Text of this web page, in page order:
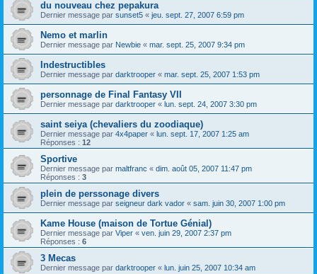
du nouveau chez pepakura
Dernier message par sunset5 « jeu. sept. 27, 2007 6:59 pm
Nemo et marlin
Dernier message par Newbie « mar. sept. 25, 2007 9:34 pm
Indestructibles
Dernier message par darktrooper « mar. sept. 25, 2007 1:53 pm
personnage de Final Fantasy VII
Dernier message par darktrooper « lun. sept. 24, 2007 3:30 pm
saint seiya (chevaliers du zoodiaque)
Dernier message par 4x4paper « lun. sept. 17, 2007 1:25 am
Réponses : 12
Sportive
Dernier message par maltfranc « dim. août 05, 2007 11:47 pm
Réponses : 3
plein de perssonage divers
Dernier message par seigneur dark vador « sam. juin 30, 2007 1:00 pm
Kame House (maison de Tortue Génial)
Dernier message par Viper « ven. juin 29, 2007 2:37 pm
Réponses : 6
3 Mecas
Dernier message par darktrooper « lun. juin 25, 2007 10:34 am